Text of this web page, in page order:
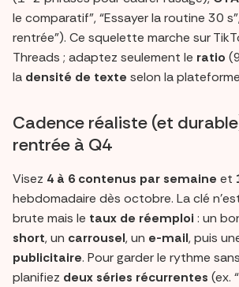
le comparatif”, “Essayer la routine 30
rentrée”). Ce squelette marche sur
Threads ; adaptez seulement le ratio
la densité de texte selon la
Cadence réaliste (et
rentrée à Q4
Visez 4 à 6 contenus par semaine et
hebdomadaire dès octobre. La clé
brute mais le taux de réemploi : un
short, un carrousel, un e-mail, puis
publicitaire. Pour garder le rythme
planifiez deux séries récurrentes (ex.